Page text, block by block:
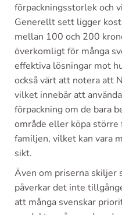
förpackningsstorlek och
Generellt sett ligger
mellan 100 och 200
överkomligt för många
effektiva lösningar mot
också värt att notera att
vilket innebär att
förpackning om de bara
område eller köpa större
familjen, vilket kan vara
sikt.
Även om priserna skiljer
påverkar det inte
att många svenskar